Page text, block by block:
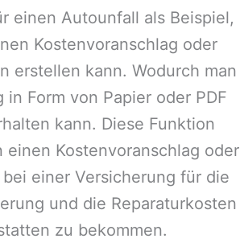
einen Autounfall als Beispiel,
Kostenvoranschlag oder
erstellen kann. Wodurch man
in Form von Papier oder PDF
kann. Diese Funktion
einen Kostenvoranschlag oder
einer Versicherung für die
und die Reparaturkosten
zu bekommen.